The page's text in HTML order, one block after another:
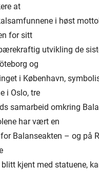
at
i høst
for sitt
utvikling de
og
i København,
i Oslo, tre
samarbeid omkring
har vært en
Balanseakten – og på
kjent med statuene,